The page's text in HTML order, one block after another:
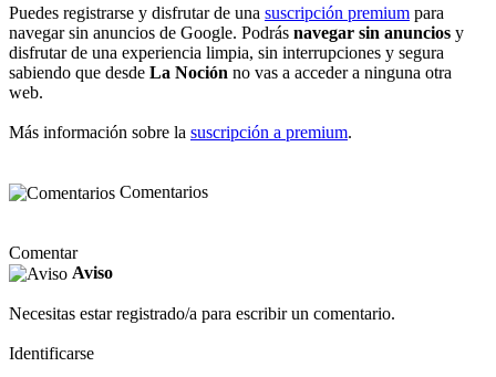
Puedes registrarse y disfrutar de una suscripción premium para
navegar sin anuncios de Google. Podrás navegar sin anuncios y
disfrutar de una experiencia limpia, sin interrupciones y segura
sabiendo que desde La Noción no vas a acceder a ninguna otra
web.
Más información sobre la suscripción a premium.
Comentarios
Comentar
Aviso
Necesitas estar registrado/a para escribir un comentario.
Identificarse